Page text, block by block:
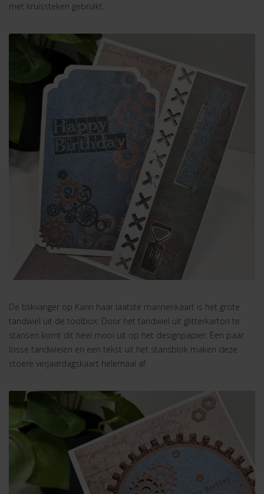
met kruissteken gebruikt.
De blikvanger op Karin haar laatste mannenkaart is het grote
tandwiel uit de toolbox. Door het tandwiel uit glitterkarton te
stansen komt dit heel mooi uit op het designpapier. Een paar
losse tandwielen en een tekst uit het stansblok maken deze
stoere verjaardagskaart helemaal af.